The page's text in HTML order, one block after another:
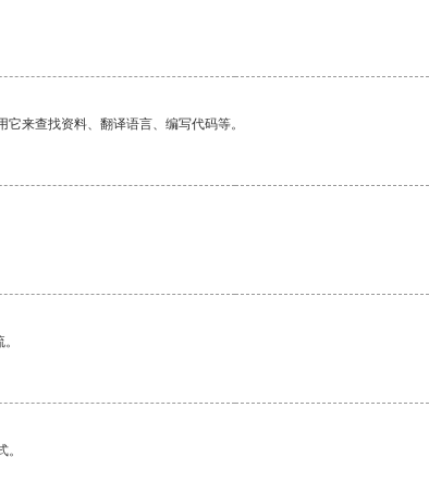
来查找资料、翻译语言、编写代码等。